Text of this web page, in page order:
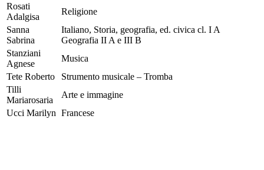
Rosati
Adalgisa
Religione
Sanna
Sabrina
Italiano, Storia, geografia, ed. civica cl. I A
Geografia II A e III B
Stanziani
Agnese
Musica
Tete Roberto
Strumento musicale – Tromba
Tilli
Mariarosaria
Arte e immagine
Ucci Marilyn Francese